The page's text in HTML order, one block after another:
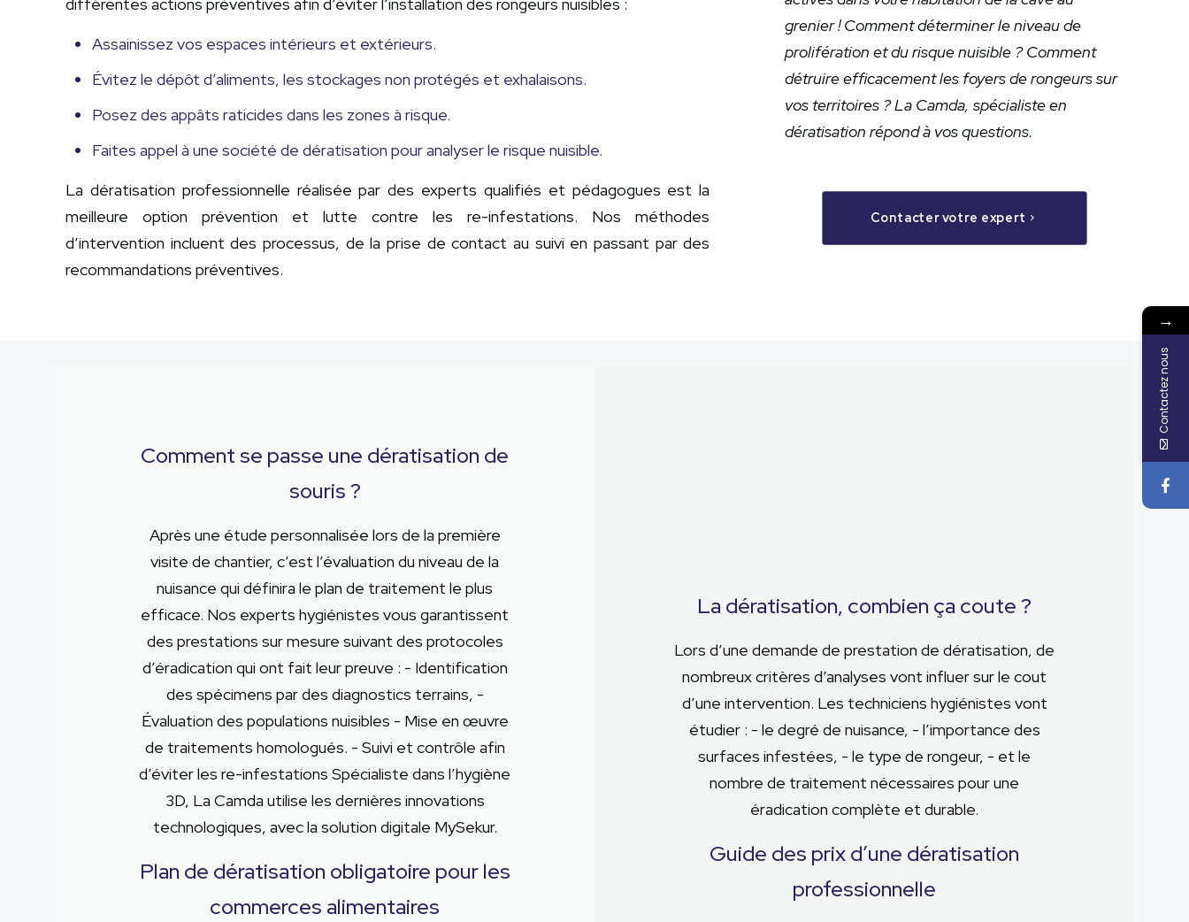
Assainissez vos espaces intérieurs et extérieurs.
Évitez le dépôt d’aliments, les stockages non protégés et exhalaisons.
Posez des appâts raticides dans les zones à risque.
Faites appel à une société de dératisation pour analyser le risque nuisible.
La dératisation professionnelle réalisée par des experts qualifiés et pédagogues est la
meilleure option prévention et lutte contre les re-infestations. Nos méthodes
d’intervention incluent des processus, de la prise de contact au suivi en passant par des
recommandations préventives.
grenier ! Comment déterminer le niveau de
prolifération et du risque nuisible ? Comment
détruire efficacement les foyers de rongeurs sur
vos territoires ? La Camda, spécialiste en
dératisation répond à vos questions.
Contacter votre expert
Comment se passe une dératisation de
souris ?
Après une étude personnalisée lors de la première
visite de chantier, c’est l’évaluation du niveau de la
nuisance qui définira le plan de traitement le plus
efficace. Nos experts hygiénistes vous garantissent
des prestations sur mesure suivant des protocoles
d’éradication qui ont fait leur preuve : - Identification
des spécimens par des diagnostics terrains, -
Évaluation des populations nuisibles - Mise en œuvre
de traitements homologués. - Suivi et contrôle afin
d’éviter les re-infestations Spécialiste dans l’hygiène
3D, La Camda utilise les dernières innovations
technologiques, avec la solution digitale MySekur.
Plan de dératisation obligatoire pour les
commerces alimentaires
La dératisation, combien ça coute ?
Lors d’une demande de prestation de dératisation, de
nombreux critères d’analyses vont influer sur le cout
d’une intervention. Les techniciens hygiénistes vont
étudier : - le degré de nuisance, - l’importance des
surfaces infestées, - le type de rongeur, - et le
nombre de traitement nécessaires pour une
éradication complète et durable.
Guide des prix d’une dératisation
professionnelle
→
Contactez nous